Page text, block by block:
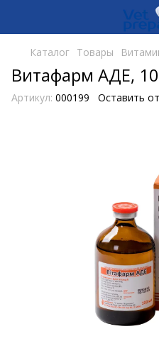
Каталог Товары
Витафарм АДЕ,
Артикул: 000199 Оставить